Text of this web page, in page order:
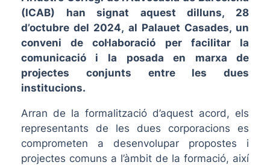
(ICAB) han signat aquest dilluns, 28
d’octubre del 2024, al Palauet Casades, un
conveni de col·laboració per facilitar la
comunicació i la posada en marxa de
projectes conjunts entre les dues
institucions.
Arran de la formalització d’aquest acord, els
representants de les dues corporacions es
comprometen a desenvolupar propostes i
projectes comuns a l’àmbit de la formació, així